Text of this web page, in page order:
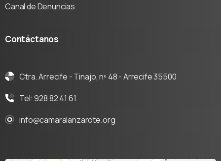
Canal de Denuncias
Contáctanos
Ctra. Arrecife - Tinajo, nº 48 - Arrecife 35500
Tel: 928 82 41 61
info@camaralanzarote.org